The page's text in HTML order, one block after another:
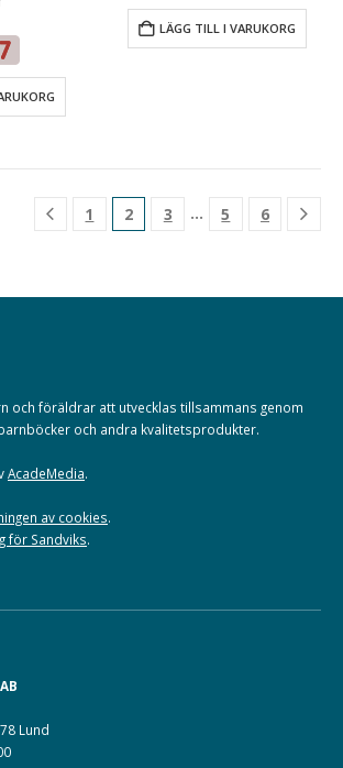
LÄGG TILL I VARUKORG
1 2 3 … 5 6
och föräldrar att utvecklas tillsammans genom
och andra kvalitetsprodukter.
AcadeMedia.
av cookies.
för Sandviks.
Lund